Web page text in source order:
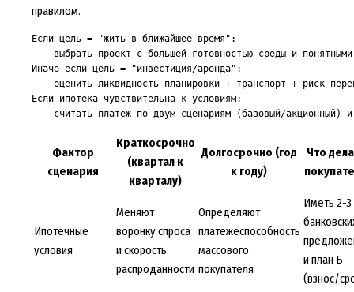
правилом.
Если цель = "жить в ближайшее время":
выбрать проект с большей готовностью среды и
Иначе если цель = "инвестиция/аренда":
оценить ликвидность планировки + транспорт + риск
Если ипотека чувствительна к условиям:
считать платеж по двум сценариям (базовый/акционный)
Фактор
сценария
Краткосрочно
(квартал к
кварталу)
Долгосрочно (год
к году)
Что
Ипотечные
условия
Меняют
воронку спроса
и скорость
распроданности
Определяют
платежеспособность
массового
покупателя
Иметь 2-3
и план Б
(взнос/